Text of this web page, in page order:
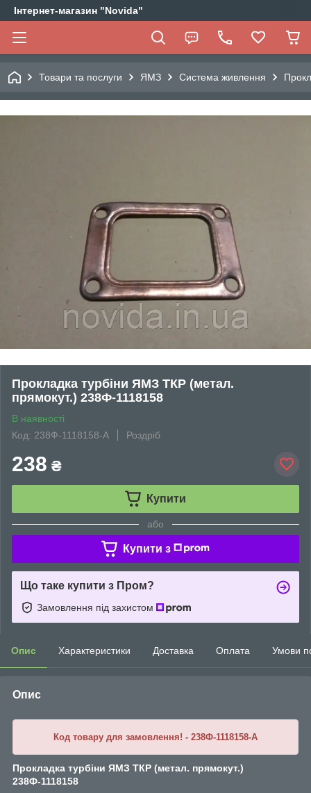
Інтернет-магазин "Novida"
Товари та послуги ЯМЗ Система живлення
Прокладка турбіни ЯМЗ ТКР (метал.
прямокут.) 238Ф-1118158
В наявності
Код: 238Ф-1118158-A
Роздріб
238 ₴
Купити
або
Купити з
Що таке купити з Пром?
Замовлення під захистом
Опис Характеристики Доставка Оплата Умови
Опис
Код товару для замовлення! - 238Ф-1118158-A
Прокладка турбіни ЯМЗ ТКР (метал. прямокут.)
238Ф-1118158